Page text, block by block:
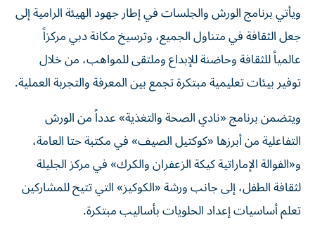
ويأتي برنامج الورش والجلسات في إطار جهود الهيئة الرامية إلى
جعل الثقافة في متناول الجميع، وترسيخ مكانة دبي مركزاً
عالمياً للثقافة وحاضنة للإبداع وملتقى للمواهب، من خلال
توفير بيئات تعليمية مبتكرة تجمع بين المعرفة والتجربة العملية.
ويتضمن برنامج «نادي الصحة والتغذية» عدداً من الورش
التفاعلية من أبرزها «كوكتيل الصيف» في مكتبة حتا العامة،
و«الفوالة الإماراتية كيكة الزعفران والكرك» في مركز الجليلة
لثقافة الطفل، إلى جانب ورشة «الكوكيز» التي تتيح للمشاركين
تعلم أساسيات إعداد الحلويات بأساليب مبتكرة.